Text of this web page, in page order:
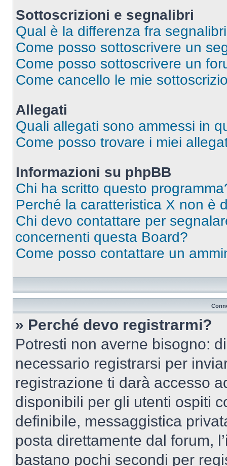
Sottoscrizioni e segnalibri
Qual è la differenza fra
Come posso sottoscrivere un
Come posso sottoscrivere un
Come cancello le mie
Allegati
Quali allegati sono ammessi in
Come posso trovare i miei
Informazioni su phpBB
Chi ha scritto questo
Perché la caratteristica X non è
Chi devo contattare per
concernenti questa Board?
Come posso contattare un
» Perché devo registrarmi?
Potresti non averne bisogno:
necessario registrarsi per
registrazione ti darà accesso
disponibili per gli utenti ospiti
definibile, messaggistica
posta direttamente dal forum,
bastano pochi secondi per